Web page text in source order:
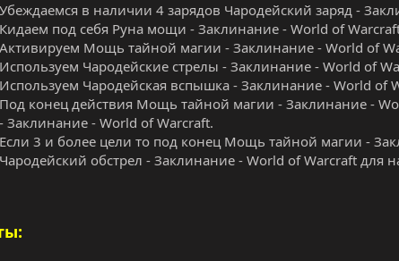
Убеждаемся в наличии 4 зарядов Чародейский заряд -
Кидаем под себя Руна мощи - Заклинание - World of
Активируем Мощь тайной магии - Заклинание - World of
Используем Чародейские стрелы - Заклинание - World of
Используем Чародейская вспышка - Заклинание - World of
Под конец действия Мощь тайной магии - Заклинание -
- Заклинание - World of Warcraft.
Если 3 и более цели то под конец Мощь тайной магии -
Чародейский обстрел - Заклинание - World of Warcraft для